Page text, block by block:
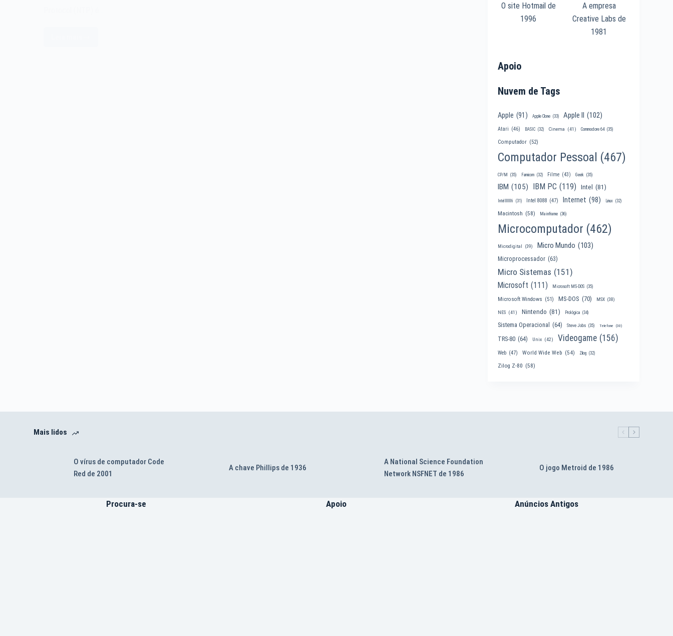
O site Hotmail de
1996
A empresa
Creative Labs de
1981
Apoio
Nuvem de Tags
Apple (91) Apple Clone (33) Apple II (102)
Atari (46) BASIC (32) Cinema (41) Commodore 64 (35)
Computador (52)
Computador Pessoal (467)
CP/M (35) Famicom (32) Filme (43) Geek (35)
IBM (105) IBM PC (119) Intel (81)
Intel 8086 (31) Intel 8088 (47) Internet (98) Linux (32)
Macintosh (58) Mainframe (36)
Microcomputador (462)
Microdigital (39) Micro Mundo (103)
Microprocessador (63)
Micro Sistemas (151)
Microsoft (111) Microsoft MS-DOS (35)
Microsoft Windows (51) MS-DOS (70) MSX (38)
NES (41) Nintendo (81) Prológica (34)
Sistema Operacional (64) Steve Jobs (35) Telefone (30)
TRS-80 (64) Unix (42) Videogame (156)
Web (47) World Wide Web (54) Zilog (32)
Zilog Z-80 (58)
Mais lidos
O vírus de computador Code
Red de 2001
A chave Phillips de 1936
A National Science Foundation
Network NSFNET de 1986
O jogo Metroid de 1986
Procura-se Apoio Anúncios Antigos